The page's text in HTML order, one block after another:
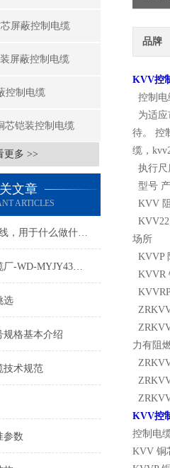
屏蔽控制电缆
屏蔽控制电缆
控制电缆
芯铠装控制电缆
更多 >>
文章
ARTICLES
JKLGYJ是什么线，用于什么做什么的
天津市橡塑电缆厂-WD-MYJY43低烟无卤电缆介绍
选
规格基本介绍
技术规范
参数
品牌
KVV控
控制
为适应
待。 控
缆，
执行尺
型号
KVV
场所
KVVP
KVVR
力有阻
KVV控
控制电
KVV 铜